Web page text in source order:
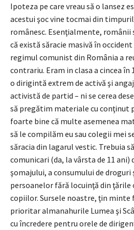
Ipoteza pe care vreau să o lansez
acestui şoc vine tocmai din
românesc. Esenţialmente,
că există săracie masivă în
regimul comunist din România a
contrariu. Eram in clasa a cincea în
o dirigintă extrem de activă şi
activistă de partid – ni se cerea
să pregătim materiale cu conţinut
foarte bine că multe asemenea
să le compilăm eu sau colegii mei
săracia din lagarul vestic. Trebuia
comunicari (da, la vârsta de 11
şomajului, a consumului de droguri
persoanelor fără locuinţă din ţările
copiilor. Sursele noastre, ţin minte
prioritar almanahurile Lumea şi
cu încredere pentru orele de